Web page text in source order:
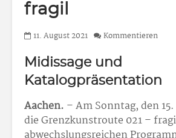
fragil
11. August 2021 Kommentieren
Midissage und
Katalogpräsentation
Aachen. – Am Sonntag, den
die Grenzkunstroute 021 –